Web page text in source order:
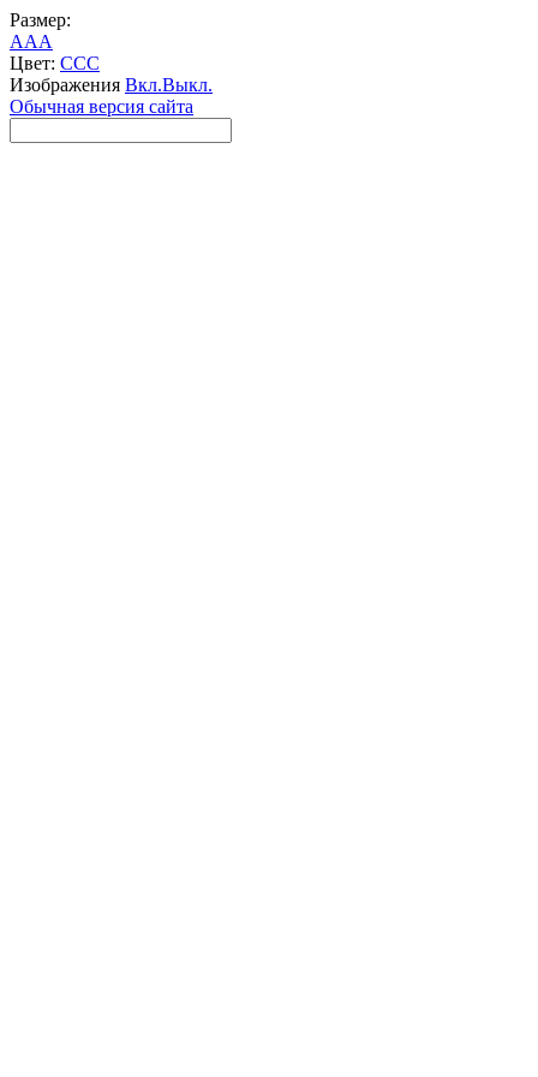
Размер:
AAA
Цвет: CCC
Изображения Вкл.Выкл.
Обычная версия сайта